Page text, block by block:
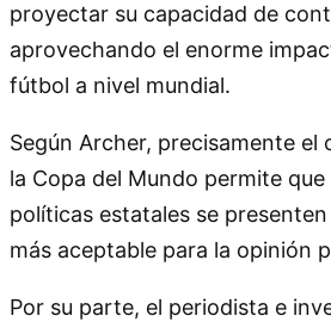
proyectar su capacidad de
aprovechando el enorme
fútbol a nivel mundial.
Según Archer, precisamente
la Copa del Mundo permite
políticas estatales se
más aceptable para la opinión
Por su parte, el periodista e